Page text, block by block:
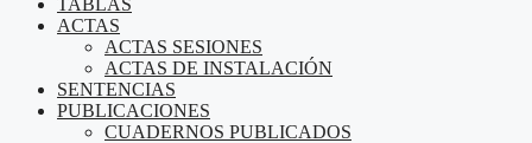
TABLAS
ACTAS
ACTAS SESIONES
ACTAS DE INSTALACIÓN
SENTENCIAS
PUBLICACIONES
CUADERNOS PUBLICADOS